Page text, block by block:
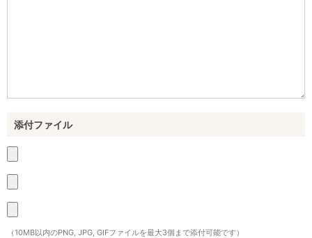
添付ファイル
（10MB以内のPNG, JPG, GIFファイルを最大3個まで添付可能です）